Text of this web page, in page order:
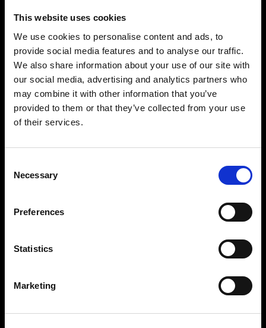
This website uses cookies
We use cookies to personalise content and ads, to
provide social media features and to analyse our traffic.
We also share information about your use of our site with
our social media, advertising and analytics partners who
may combine it with other information that you’ve
provided to them or that they’ve collected from your use
of their services.
Selection
Necessary
Preferences
Statistics
Marketing